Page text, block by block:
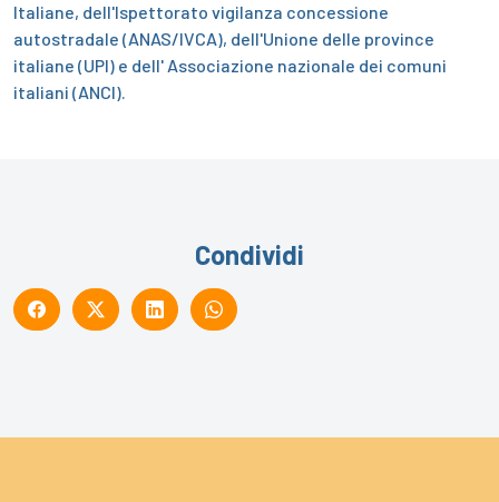
Italiane, dell'Ispettorato vigilanza concessione
autostradale (ANAS/IVCA), dell'Unione delle province
italiane (UPI) e dell' Associazione nazionale dei comuni
italiani (ANCI).
Condividi